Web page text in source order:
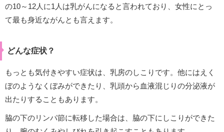
の10～12人に1人は乳がんになると言われており、女性にとっ
て最も身近ながんとも言えます。
どんな症状？
もっとも気付きやすい症状は、乳房のしこりです。他にはえく
ぼのようなくぼみができたり、乳頭から血液混じりの分泌液が
出たりすることもあります。
脇の下のリンパ節に転移した場合は、脇の下にしこりができた